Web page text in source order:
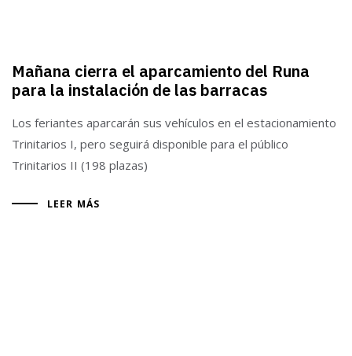
Mañana cierra el aparcamiento del Runa
para la instalación de las barracas
Los feriantes aparcarán sus vehículos en el estacionamiento
Trinitarios I, pero seguirá disponible para el público
Trinitarios II (198 plazas)
LEER MÁS